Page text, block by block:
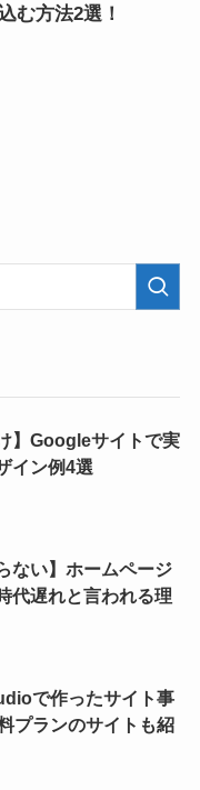
む方法2選！
】Googleサイトで実
イン例4選
ない】ホームページ
代遅れと言われる理
で作ったサイト事
プランのサイトも紹